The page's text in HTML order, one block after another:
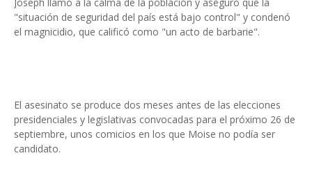
"situación de seguridad del país está bajo control" y condenó
el magnicidio, que calificó como "un acto de barbarie".
El asesinato se produce dos meses antes de las elecciones
presidenciales y legislativas convocadas para el próximo 26 de
septiembre, unos comicios en los que Moise no podía ser
candidato.